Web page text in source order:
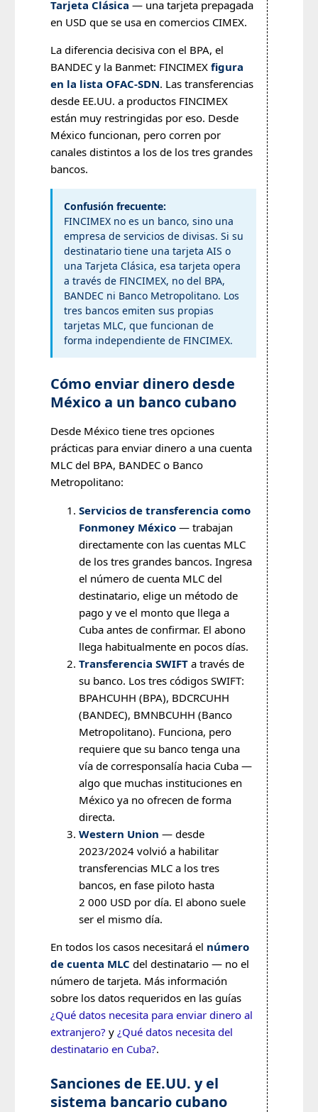
Tarjeta Clásica — una tarjeta prepagada
en USD que se usa en comercios CIMEX.
La diferencia decisiva con el BPA, el
BANDEC y la Banmet: FINCIMEX figura
en la lista OFAC-SDN. Las transferencias
desde EE.UU. a productos FINCIMEX
están muy restringidas por eso. Desde
México funcionan, pero corren por
canales distintos a los de los tres grandes
bancos.
Confusión frecuente:
FINCIMEX no es un banco, sino una
empresa de servicios de divisas. Si su
destinatario tiene una tarjeta AIS o
una Tarjeta Clásica, esa tarjeta opera
a través de FINCIMEX, no del BPA,
BANDEC ni Banco Metropolitano. Los
tres bancos emiten sus propias
tarjetas MLC, que funcionan de
forma independiente de FINCIMEX.
Cómo enviar dinero desde
México a un banco cubano
Desde México tiene tres opciones
prácticas para enviar dinero a una cuenta
MLC del BPA, BANDEC o Banco
Metropolitano:
Servicios de transferencia como
Fonmoney México — trabajan
directamente con las cuentas MLC
de los tres grandes bancos. Ingresa
el número de cuenta MLC del
destinatario, elige un método de
pago y ve el monto que llega a
Cuba antes de confirmar. El abono
llega habitualmente en pocos días.
Transferencia SWIFT a través de
su banco. Los tres códigos SWIFT:
BPAHCUHH (BPA), BDCRCUHH
(BANDEC), BMNBCUHH (Banco
Metropolitano). Funciona, pero
requiere que su banco tenga una
vía de corresponsalía hacia Cuba —
algo que muchas instituciones en
México ya no ofrecen de forma
directa.
Western Union — desde
2023/2024 volvió a habilitar
transferencias MLC a los tres
bancos, en fase piloto hasta
2 000 USD por día. El abono suele
ser el mismo día.
En todos los casos necesitará el número
de cuenta MLC del destinatario — no el
número de tarjeta. Más información
sobre los datos requeridos en las guías
¿Qué datos necesita para enviar dinero al
extranjero? y ¿Qué datos necesita del
destinatario en Cuba?.
Sanciones de EE.UU. y el
sistema bancario cubano